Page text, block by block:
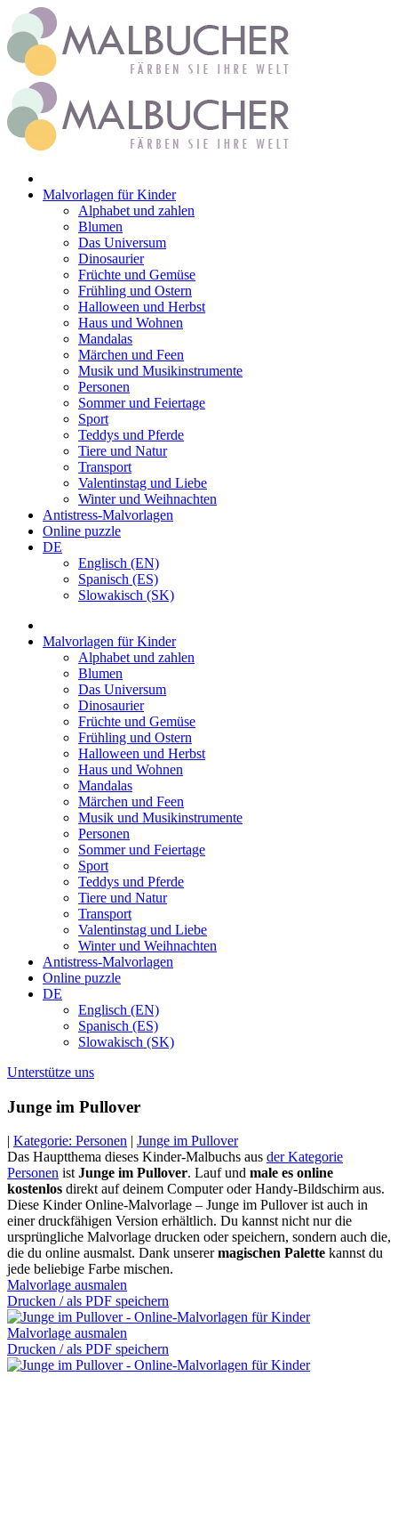
Zum
Inhalt
springen
Malvorlagen für Kinder
Alphabet und zahlen
Blumen
Das Universum
Dinosaurier
Früchte und Gemüse
Frühling und Ostern
Halloween und Herbst
Haus und Wohnen
Mandalas
Märchen und Feen
Musik und Musikinstrumente
Personen
Sommer und Feiertage
Sport
Teddys und Pferde
Tiere und Natur
Transport
Valentinstag und Liebe
Winter und Weihnachten
Antistress-Malvorlagen
Online puzzle
DE
Englisch (EN)
Spanisch (ES)
Slowakisch (SK)
Malvorlagen für Kinder
Alphabet und zahlen
Blumen
Das Universum
Dinosaurier
Früchte und Gemüse
Frühling und Ostern
Halloween und Herbst
Haus und Wohnen
Mandalas
Märchen und Feen
Musik und Musikinstrumente
Personen
Sommer und Feiertage
Sport
Teddys und Pferde
Tiere und Natur
Transport
Valentinstag und Liebe
Winter und Weihnachten
Antistress-Malvorlagen
Online puzzle
DE
Englisch (EN)
Spanisch (ES)
Slowakisch (SK)
Unterstütze uns
Junge im Pullover
| Kategorie: Personen | Junge im Pullover
Das Hauptthema dieses Kinder-Malbuchs aus der Kategorie
Personen istJunge im Pullover. Lauf und male es online
kostenlos direkt auf deinem Computer oder Handy-Bildschirm aus.
Diese Kinder Online-Malvorlage – Junge im Pullover ist auch in
einer druckfähigen Version erhältlich. Du kannst nicht nur die
ursprüngliche Malvorlage drucken oder speichern, sondern auch die,
die du online ausmalst. Dank unserermagischen Palette kannst du
jede beliebige Farbe mischen.
Malvorlage ausmalen
Drucken / als PDF speichern
Malvorlage ausmalen
Drucken / als PDF speichern